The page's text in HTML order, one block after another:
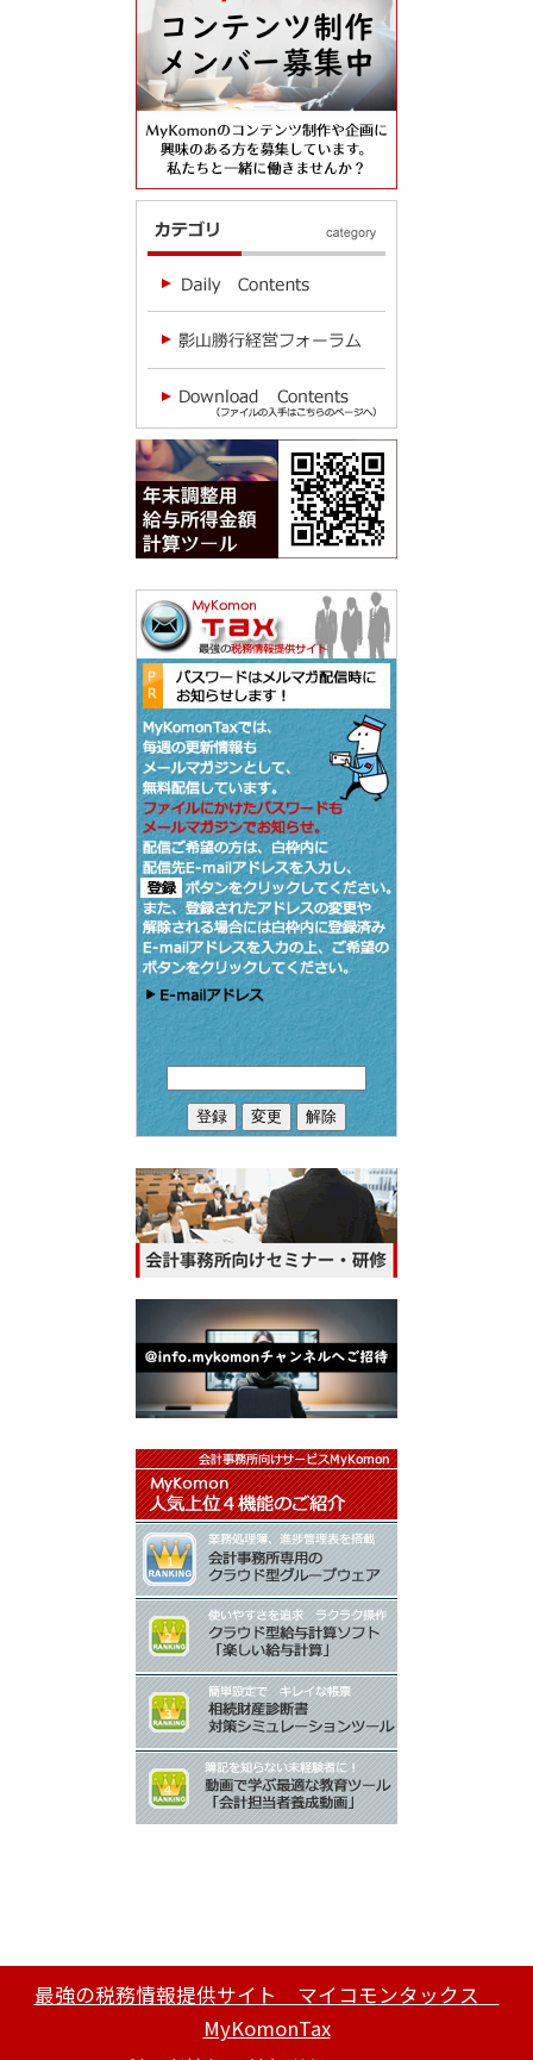
最強の税務情報提供サイト マイコモンタックス
MyKomonTax